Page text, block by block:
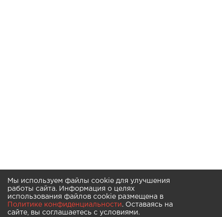
Мы используем файлы cookie для улучшения
работы сайта. Информация о целях
использования файлов cookie размещена в
Политике конфиденциальности. Оставаясь на
сайте, вы соглашаетесь с условиями.